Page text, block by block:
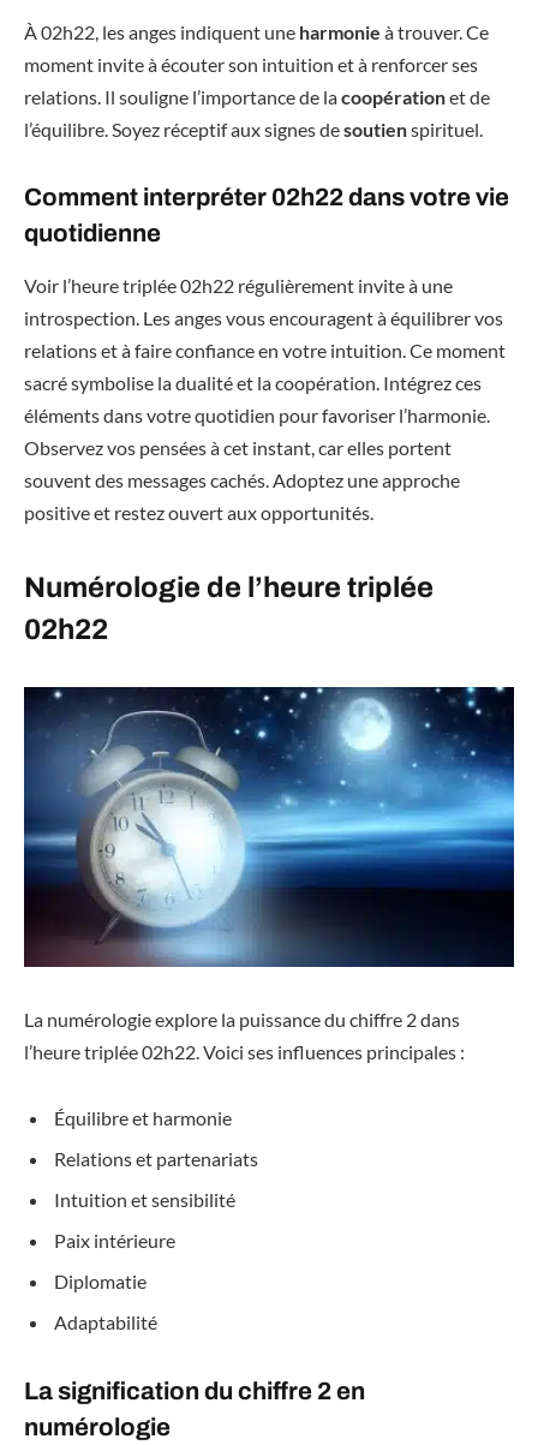
À 02h22, les anges indiquent une harmonie à trouver. Ce
moment invite à écouter son intuition et à renforcer ses
relations. Il souligne l’importance de lacoopérationet de
l’équilibre. Soyez réceptif aux signes desoutienspirituel.
Comment interpréter 02h22 dans votre vie
quotidienne
Voir l’heure triplée 02h22 régulièrement invite à une
introspection. Les anges vous encouragent à équilibrer vos
relations et à faire confiance en votre intuition. Ce moment
sacré symbolise la dualité et la coopération. Intégrez ces
éléments dans votre quotidien pour favoriser l’harmonie.
Observez vos pensées à cet instant, car elles portent
souvent des messages cachés. Adoptez une approche
positive et restez ouvert aux opportunités.
Numérologie de l’heure triplée
02h22
La numérologie explore la puissance du chiffre 2 dans
l’heure triplée 02h22. Voici ses influences principales :
Équilibre et harmonie
Relations et partenariats
Intuition et sensibilité
Paix intérieure
Diplomatie
Adaptabilité
La signification du chiffre 2 en
numérologie